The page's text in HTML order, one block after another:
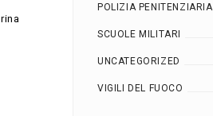
POLIZIA PENITENZIARIA
SCUOLE MILITARI
UNCATEGORIZED
VIGILI DEL FUOCO